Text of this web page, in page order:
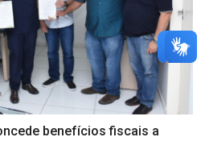
benefícios fiscais a